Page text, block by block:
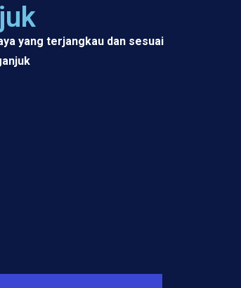
yang terjangkau dan sesuai